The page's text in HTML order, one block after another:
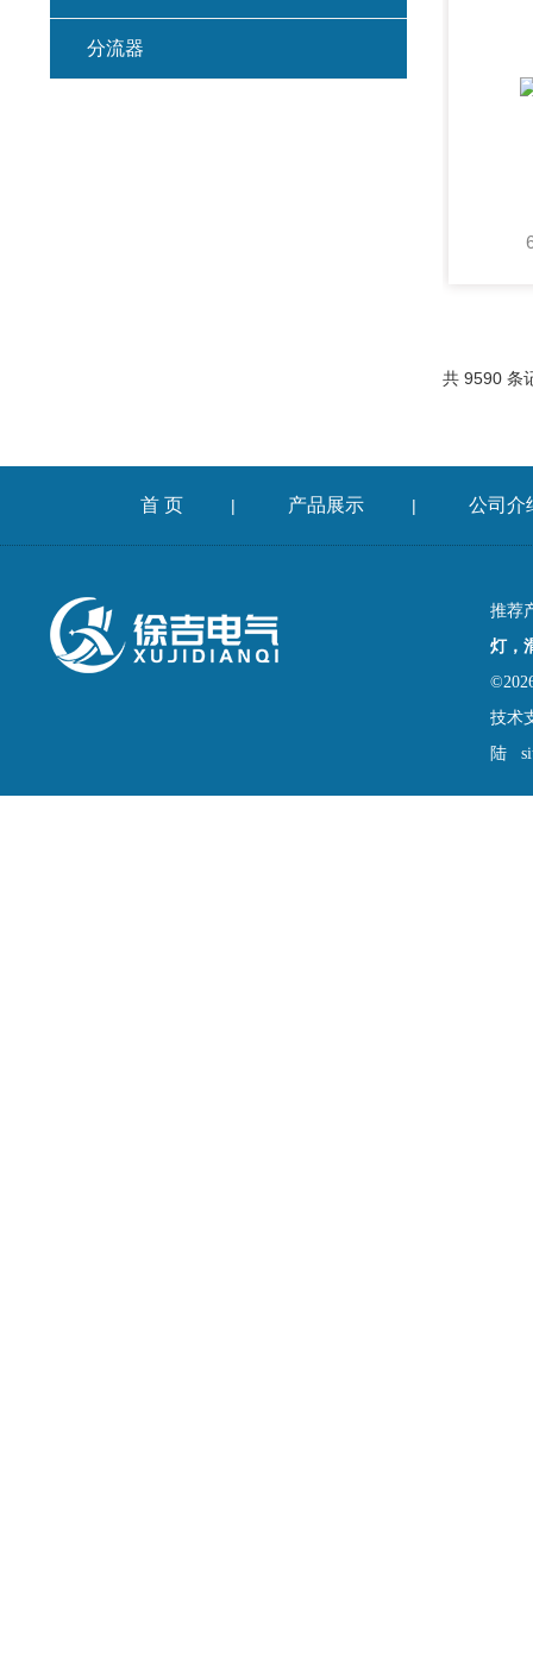
共 9590 条
分流器
首 页 | 产品展示 | 公司介
推荐
灯，
技术
陆